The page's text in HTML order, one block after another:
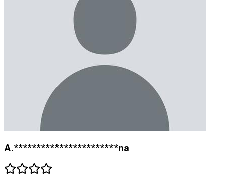
A.***********************na